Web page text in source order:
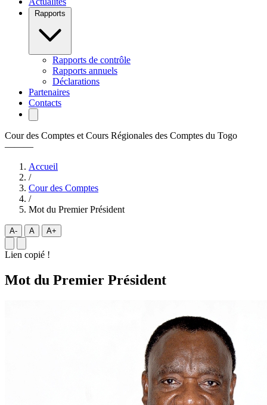
Rapports de contrôle
Rapports annuels
Déclarations
Partenaires
Contacts
Cour des Comptes et Cours Régionales des Comptes du Togo
———
Accueil
/
Cour des Comptes
/
Mot du Premier Président
A- A A+
Lien copié !
Mot du Premier Président